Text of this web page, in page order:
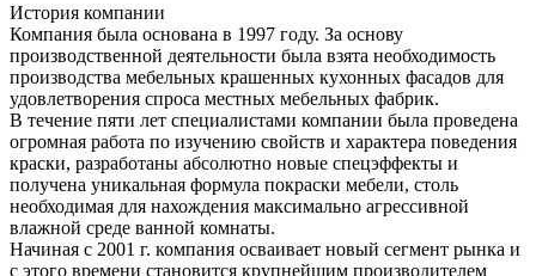
История компании
Компания была основана в 1997 году. За основу
производственной деятельности была взята необходимость
производства мебельных крашенных кухонных фасадов для
удовлетворения спроса местных мебельных фабрик.
В течение пяти лет специалистами компании была проведена
огромная работа по изучению свойств и характера поведения
краски, разработаны абсолютно новые спецэффекты и
получена уникальная формула покраски мебели, столь
необходимая для нахождения максимально агрессивной
влажной среде ванной комнаты.
Начиная с 2001 г. компания осваивает новый сегмент рынка и
с этого времени становится крупнейшим производителем